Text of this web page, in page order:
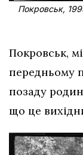
Покровськ,
Покровськ,
передньому
позаду
що це